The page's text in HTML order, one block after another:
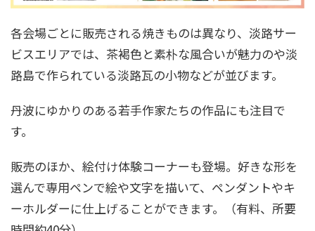
各会場ごとに販売される焼きものは異なり、淡路サー
ビスエリアでは、茶褐色と素朴な風合いが魅力のや淡
路島で作られている淡路瓦の小物などが並びます。
丹波にゆかりのある若手作家たちの作品にも注目で
す。
販売のほか、絵付け体験コーナーも登場。好きな形を
選んで専用ペンで絵や文字を描いて、ペンダントやキ
ーホルダーに仕上げることができます。（有料、所要